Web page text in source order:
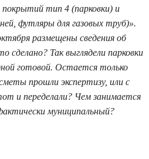
тип 4 (парковки) и
футляры для газовых труб)».
размещены сведения об
сделано? Так выглядели парковки
готовой. Остается только
прошли экспертизу, или с
и переделали? Чем занимается
муниципальный?